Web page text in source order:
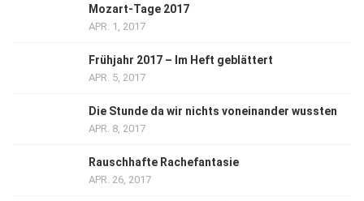
Mozart-Tage 2017
APR. 1, 2017
Frühjahr 2017 – Im Heft geblättert
APR. 5, 2017
Die Stunde da wir nichts voneinander wussten
APR. 8, 2017
Rauschhafte Rachefantasie
APR. 26, 2017